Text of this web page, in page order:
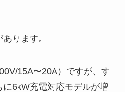
ります。
15A〜20A）ですが、す
6kW充電対応モデルが増